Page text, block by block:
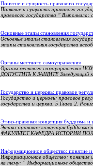
Понятие и сущность правового
Понятие и сущность правового
правового государства ”
Основные этапы становления
Основные этапы становления
этапы становления государства
Органы местного самоуправления
Органы местного
ДОПУСТИТЬ К ЗАЩИТЕ Заведующий
Государство и церковь: правовое
Государство и церковь: правовое
государства и церкви. 5 Глава 2.
Этико-правовая концепция буддизма
Этико-правовая концепция
ФАКУЛЬТЕТ КАФЕДРА ИСТОРИИ
Информационное общество: понятие и
Информационное общество: понятие
на тему: “ Информационное